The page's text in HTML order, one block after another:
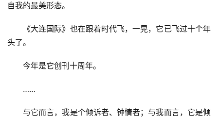
自我的最美形态。
《大连国际》也在跟着时代飞，一晃，它已飞过十个年
头了。
今年是它创刊十周年。
……
与它而言，我是个倾诉者、钟情者；与我而言，它是倾